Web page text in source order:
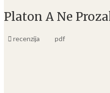
Platon A Ne
recenzija pdf